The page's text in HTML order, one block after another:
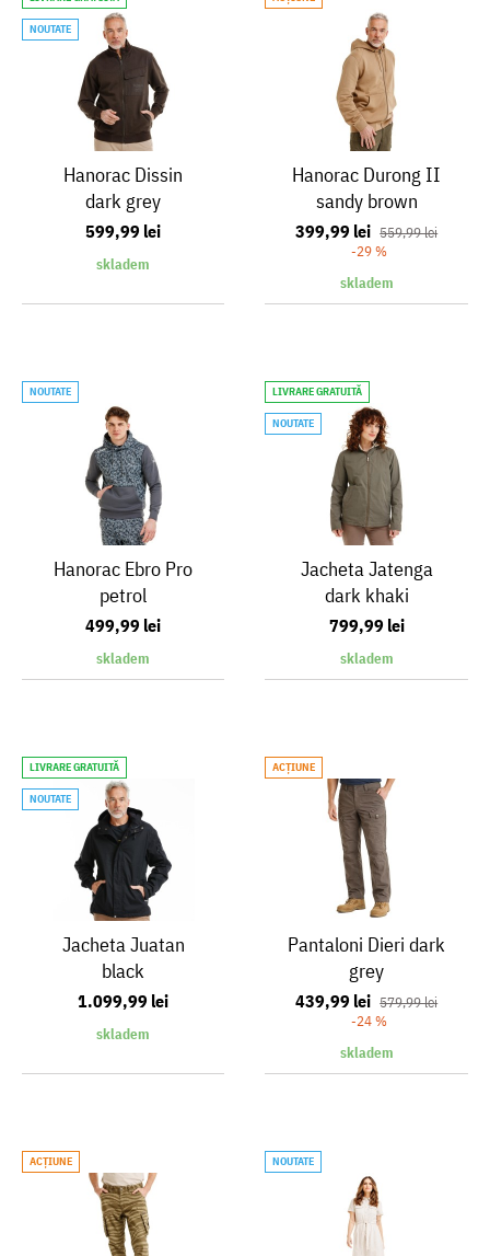
NOUTATE
Hanorac Dissin
dark grey
599,99 lei
skladem
Hanorac Durong II
sandy brown
399,99 lei 559,99 lei
-29 %
skladem
NOUTATE
Hanorac Ebro Pro
petrol
499,99 lei
skladem
LIVRARE GRATUITĂ
NOUTATE
Jacheta Jatenga
dark khaki
799,99 lei
skladem
LIVRARE GRATUITĂ
NOUTATE
Jacheta Juatan
black
1.099,99 lei
skladem
ACŢIUNE
Pantaloni Dieri dark
grey
439,99 lei 579,99 lei
-24 %
skladem
ACŢIUNE NOUTATE